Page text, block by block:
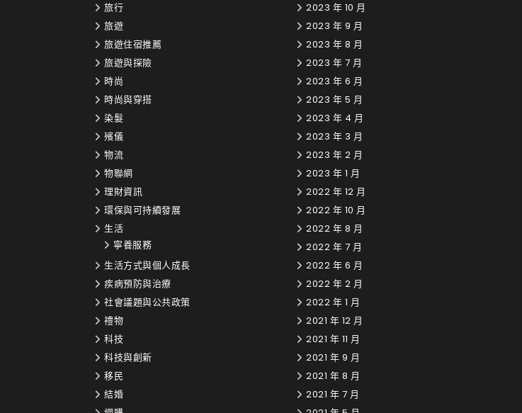
旅行
旅遊
旅遊住宿推薦
旅遊與探險
時尚
時尚與穿搭
染髮
殯儀
物流
物聯網
理財資訊
環保與可持續發展
生活
寧養服務
生活方式與個人成長
疾病預防與治療
社會議題與公共政策
禮物
科技
科技與創新
移民
結婚
2023 年 10 月
2023 年 9 月
2023 年 8 月
2023 年 7 月
2023 年 6 月
2023 年 5 月
2023 年 4 月
2023 年 3 月
2023 年 2 月
2023 年 1 月
2022 年 12 月
2022 年 10 月
2022 年 8 月
2022 年 7 月
2022 年 6 月
2022 年 2 月
2022 年 1 月
2021 年 12 月
2021 年 11 月
2021 年 9 月
2021 年 8 月
2021 年 7 月